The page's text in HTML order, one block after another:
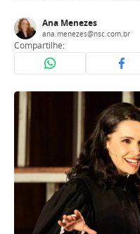
Ana Menezes
ana.menezes@nsc.com.br
Compartilhe: